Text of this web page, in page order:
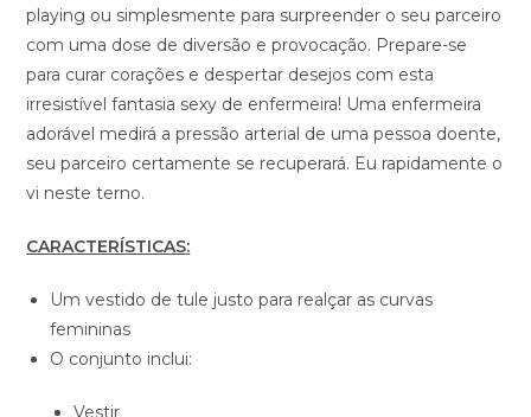
playing ou simplesmente para surpreender o seu parceiro
com uma dose de diversão e provocação. Prepare-se
para curar corações e despertar desejos com esta
irresistível fantasia sexy de enfermeira! Uma enfermeira
adorável medirá a pressão arterial de uma pessoa doente,
seu parceiro certamente se recuperará. Eu rapidamente o
vi neste terno.
CARACTERÍSTICAS:
Um vestido de tule justo para realçar as curvas
femininas
O conjunto inclui:
Vestir